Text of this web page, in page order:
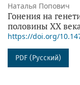
Наталья Попович
Гонения на
половины XX
https://doi.org/
PDF (Русский)